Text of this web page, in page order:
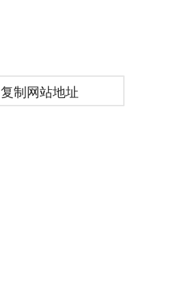
复制网站地址